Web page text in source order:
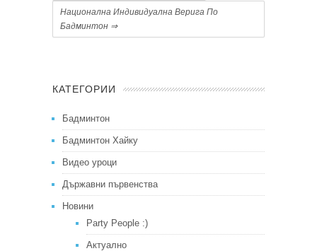
Национална Индивидуална Верига По
Бадминтон ⇒
КАТЕГОРИИ
Бадминтон
Бадминтон Хайку
Видео уроци
Държавни първенства
Новини
Party People :)
Актуално